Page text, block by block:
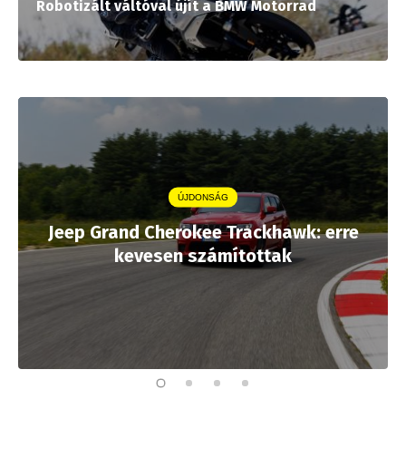
Robotizált váltóval újít a BMW Motorrad
ÚJDONSÁG
Jeep Grand Cherokee Trackhawk: erre
kevesen számítottak